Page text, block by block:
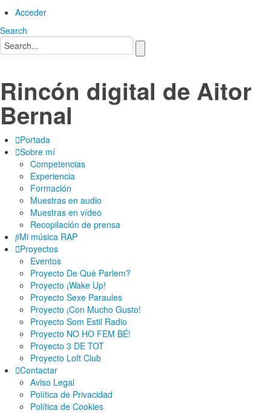
Acceder
Search
Rincón digital de Aitor
Bernal
Portada
Sobre mí
Competencias
Experiencia
Formación
Muestras en audio
Muestras en vídeo
Recopilación de prensa
Mi música RAP
Proyectos
Eventos
Proyecto De Què Parlem?
Proyecto ¡Wake Up!
Proyecto Sexe Paraules
Proyecto ¡Con Mucho Gusto!
Proyecto Som Estil Radio
Proyecto NO HO FEM BÉ!
Proyecto 3 DE TOT
Proyecto Loft Club
Contactar
Aviso Legal
Política de Privacidad
Política de Cookies